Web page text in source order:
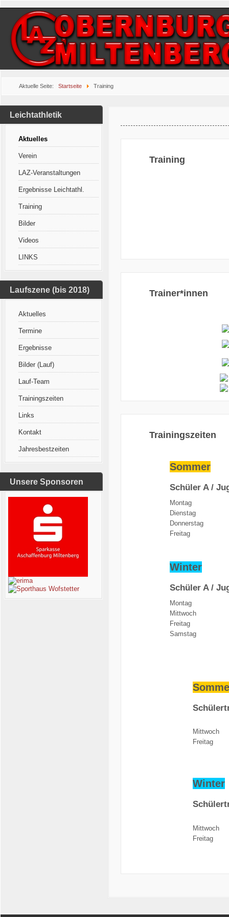
Aktuelle Seite: Startseite Training
Leichtathletik
Aktuelles
Verein
LAZ-Veranstaltungen
Ergebnisse Leichtathl.
Training
Bilder
Videos
LINKS
Laufszene (bis 2018)
Aktuelles
Termine
Ergebnisse
Bilder (Lauf)
Lauf-Team
Trainingszeiten
Links
Kontakt
Jahresbestzeiten
Unsere Sponsoren
Training
Trainer*innen
Trainingszeiten
Sommer
Schüler A /
Montag
Dienstag
Donnerstag
Freitag
Winter
Schüler A /
Montag
Mittwoch
Freitag
Samstag
Mittwoch
Freitag
Winter
Mittwoch
Freitag